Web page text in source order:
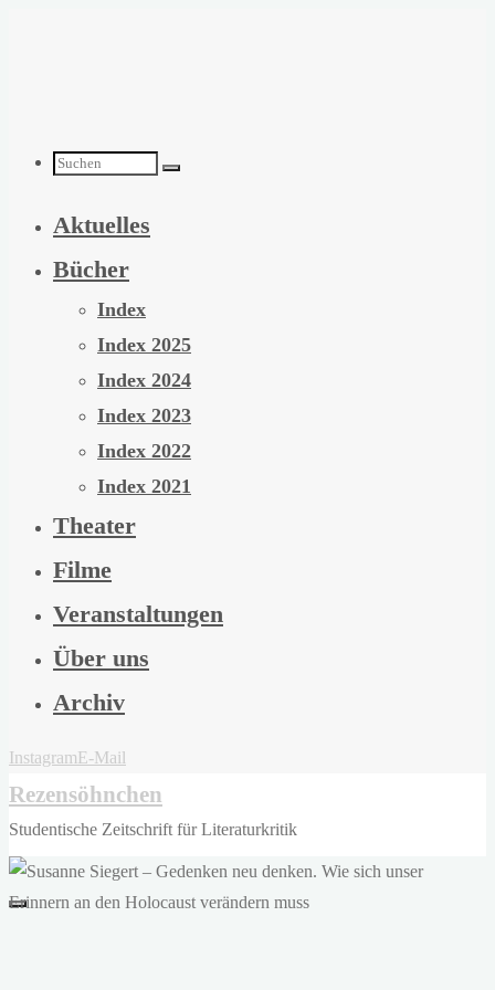
Suchen
nach:
Aktuelles
Bücher
Index
Index 2025
Index 2024
Index 2023
Index 2022
Index 2021
Theater
Filme
Veranstaltungen
Über uns
Archiv
InstagramE-Mail
Rezensöhnchen
Studentische Zeitschrift für Literaturkritik